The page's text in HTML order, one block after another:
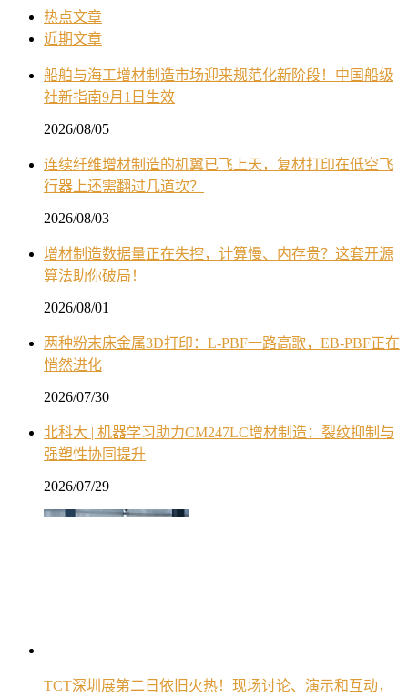
热点文章
近期文章
船舶与海工增材制造市场迎来规范化新阶段！中国船级
社新指南9月1日生效
2026/08/05
连续纤维增材制造的机翼已飞上天，复材打印在低空飞
行器上还需翻过几道坎？
2026/08/03
增材制造数据量正在失控，计算慢、内存贵？这套开源
算法助你破局！
2026/08/01
两种粉末床金属3D打印：L-PBF一路高歌，EB-PBF正在
悄然进化
2026/07/30
北科大 | 机器学习助力CM247LC增材制造：裂纹抑制与
强塑性协同提升
2026/07/29
TCT深圳展第二日依旧火热！现场讨论、演示和互动，